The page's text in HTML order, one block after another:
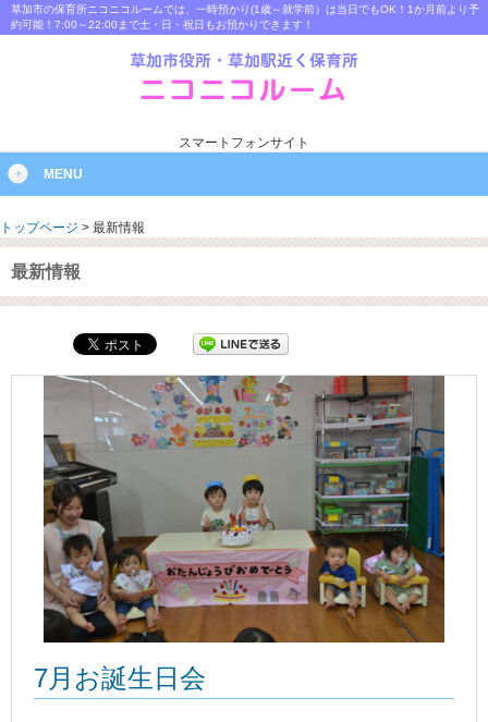
草加市の保育所ニコニコルームでは、一時預かり(1歳～就学前）は当日でもOK！1か月前より予
約可能！7:00～22:00まで土・日・祝日もお預かりできます！
スマートフォンサイト
MENU
トップページ > 最新情報
最新情報
7月お誕生日会